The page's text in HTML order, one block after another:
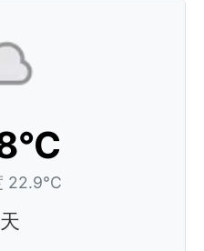
22.9°C